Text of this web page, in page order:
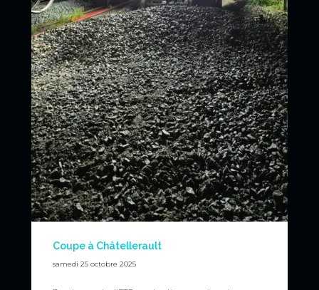
Coupe à Châtellerault
samedi 25 octobre 2025